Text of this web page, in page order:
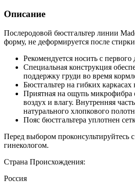
Описание
Послеродовой бюстгальтер линии
форму, не деформируется после
Рекомендуется носить с первого
Специальная конструкция
поддержку груди во время
Бюстгальтер на гибких каркасах
Приятная на ощупь микрофибра
воздух и влагу. Внутренняя
натурального хлопкового
Пояс бюстгальтера уплотнен
Перед выбором проконсультируйтесь
гинекологом.
Страна Происхождения:
Россия